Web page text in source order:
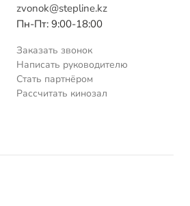
zvonok@stepline.kz
Пн-Пт: 9:00-18:00
Заказать звонок
Написать руководителю
Стать партнёром
Рассчитать кинозал